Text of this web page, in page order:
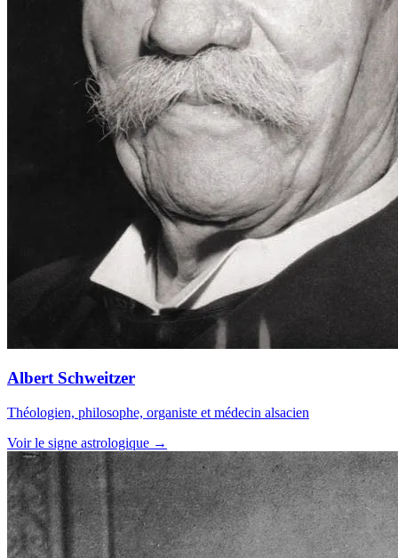
Albert Schweitzer
Théologien, philosophe, organiste et médecin alsacien
Voir le signe astrologique →